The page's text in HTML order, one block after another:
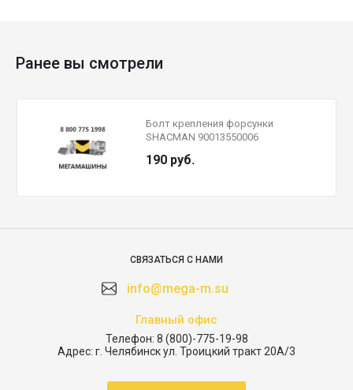
Ранее вы смотрели
Болт крепления форсунки
SHACMAN 90013550006
190 руб.
СВЯЗАТЬСЯ С НАМИ
info@mega-m.su
Главный офис
Телефон: 8 (800)-775-19-98
Адрес: г. Челябинск ул. Троицкий тракт 20А/3